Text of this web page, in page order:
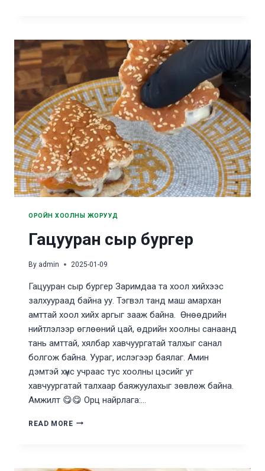
ОРОЙН ХООЛНЫ ЖОРУУД
Гацууран сыр бургер
By admin 2025-01-09
Гацууран сыр бургер Заримдаа та хоол хийхээс
залхуураад байна уу. Тэгвэл танд маш амархан
амттай хоол хийх аргыг зааж байна. Өнөөдрийн
нийтлэлээр өглөөний цай, өдрийн хоолны санаанд
тань амттай, хялбар хавчуургатай талхыг санал
болгож байна. Уураг, ислэгээр баялаг. Амин
дэмтэй хүнс учраас тус хоолны цэсийг уг
хавчуургатай талхаар баяжуулахыг зөвлөж байна.
Амжилт 😋😋 Орц найрлага:…
READ MOREГАЦУУРАН